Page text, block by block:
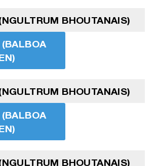
BHOUTANAIS)
BHOUTANAIS)
BHOUTANAIS)